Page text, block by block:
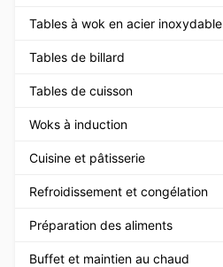
Tables à wok en acier inoxydable
Tables de billard
Tables de cuisson
Woks à induction
Cuisine et pâtisserie
Refroidissement et congélation
Préparation des aliments
Buffet et maintien au chaud